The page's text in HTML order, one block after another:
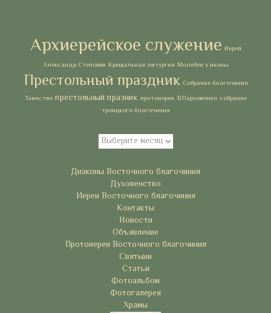
Архиерейское служение Иерей
Александр Степовик Крещальная литургия Молебен у иконы
Престольный праздник Собрание благочиния
Таинство престольный празник протоиереи. В.Пархоменко собрание
троицкого благочиния
Архивы
Диаконы Восточного благочиния
Духовенство
Иереи Восточного благочиния
Контакты
Новости
Объявление
Протоиереи Восточного благочиния
Святыни
Статьи
Фотоальбом
Фотогалерея
Храмы